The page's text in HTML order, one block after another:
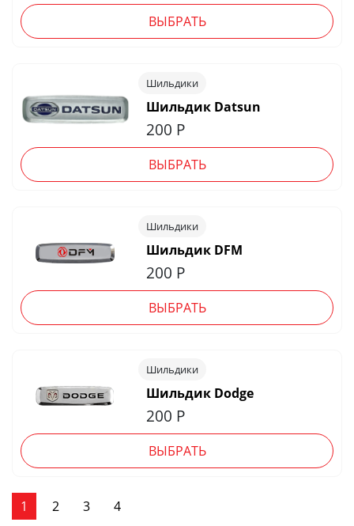
ВЫБРАТЬ
Шильдики
Шильдик Datsun
200 Р
ВЫБРАТЬ
Шильдики
Шильдик DFM
200 Р
ВЫБРАТЬ
Шильдики
Шильдик Dodge
200 Р
ВЫБРАТЬ
1 2 3 4